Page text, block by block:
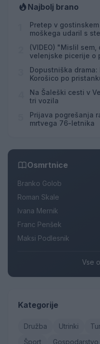
Najbolj brano
Pretep v
moškega udaril s
(VIDEO) "Mislil
velenjske picerije o
Dopustniška
Korošico po
Na Šaleški cesti v
tri vozila
Prijava pogrešanja
mrtvega 76-letnika
Osmrtnice
Branko Golob
Roman Skale
Ivana Mernik
Franc Penšek
Maksi Podlesnik
Vse
Kategorije
Družba Utrinki
Šport
Gospodarstvo